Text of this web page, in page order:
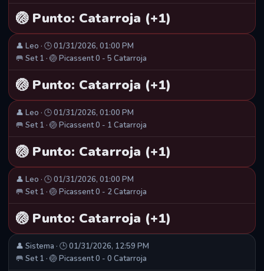
🏐 Punto: Catarroja (+1)
👤 Leo · 🕒 01/31/2026, 01:00 PM
🥅 Set 1 · 🏐 Picassent 0 - 5 Catarroja
🏐 Punto: Catarroja (+1)
👤 Leo · 🕒 01/31/2026, 01:00 PM
🥅 Set 1 · 🏐 Picassent 0 - 1 Catarroja
🏐 Punto: Catarroja (+1)
👤 Leo · 🕒 01/31/2026, 01:00 PM
🥅 Set 1 · 🏐 Picassent 0 - 2 Catarroja
🏐 Punto: Catarroja (+1)
👤 Sistema · 🕒 01/31/2026, 12:59 PM
🥅 Set 1 · 🏐 Picassent 0 - 0 Catarroja